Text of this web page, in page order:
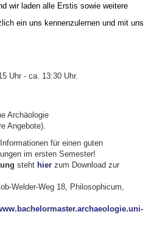
wir laden alle Erstis sowie weitere
ein uns kennenzulernen und mit uns
Uhr - ca. 13:30 Uhr.
Archäologie
Angebote).
für einen guten
im ersten Semester!
steht hier zum Download zur
Welder-Weg 18, Philosophicum,